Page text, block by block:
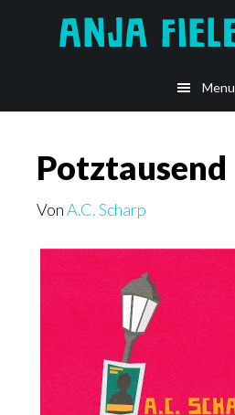
Menu
Potztausend
VonA.C. Scharp